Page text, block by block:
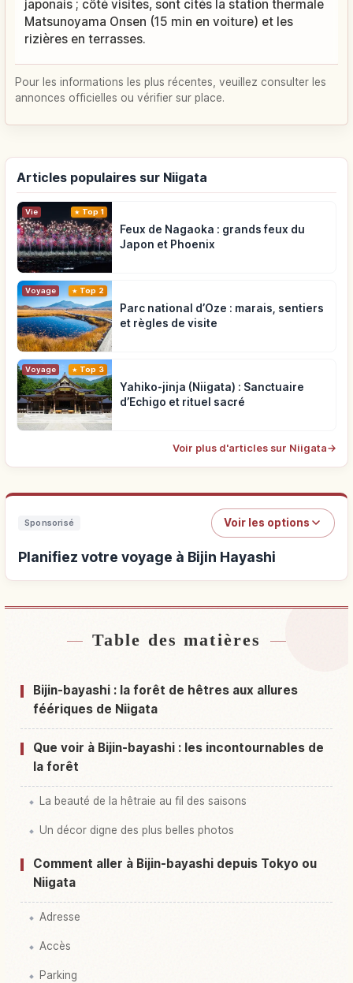
japonais ; côté visites, sont cités la station thermale
Matsunoyama Onsen (15 min en voiture) et les
rizières en terrasses.
Pour les informations les plus récentes, veuillez consulter les
annonces officielles ou vérifier sur place.
Articles populaires sur Niigata
Vie Top 1
Feux de Nagaoka : grands feux du
Japon et Phoenix
Voyage Top 2
Parc national d’Oze : marais, sentiers
et règles de visite
Voyage Top 3
Yahiko-jinja (Niigata) : Sanctuaire
d’Echigo et rituel sacré
Voir plus d'articles sur Niigata→
Sponsorisé Voir les options
Planifiez votre voyage à Bijin Hayashi
Hébergements près de Bijin Hayashi↗
Activités à Bijin Hayashi↗
Table des matières
Bijin-bayashi : la forêt de hêtres aux allures
féériques de Niigata
Que voir à Bijin-bayashi : les incontournables de
la forêt
La beauté de la hêtraie au fil des saisons
Un décor digne des plus belles photos
Comment aller à Bijin-bayashi depuis Tokyo ou
Niigata
Adresse
Accès
Parking